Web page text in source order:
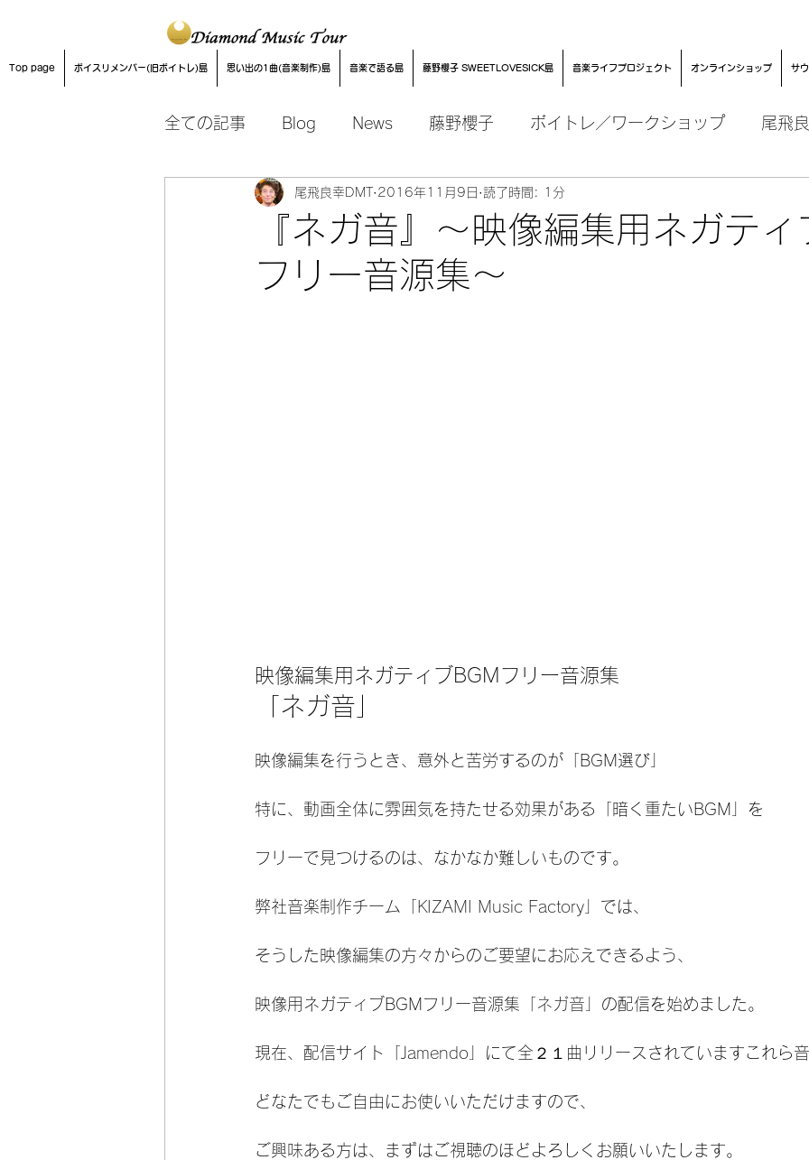
Top page ボイスリメンバー(旧ボイトレ)島 思い出の1曲(音楽制作)島 音楽で語る島 藤野櫻子 SWEETLOVESICK島 音楽ライフプロジェクト オンラインショップ サ
全ての記事 Blog News 藤野櫻子 ボイトレ／ワークショップ 尾飛
音楽制作
『ネガ音』〜映像編集用ネガテ
フリー音源集〜
尾飛良幸DMT 2016年11月9日 読了時間: 1分
映像編集用ネガティブBGMフリー音源集
ネガ音
映像編集を行うとき、意外と苦労するのが「BGM選び」
特に、動画全体に雰囲気を持たせる効果がある「暗く重たいBGM」を
フリーで見つけるのは、なかなか難しいものです。
弊社音楽制作チーム「 KIZAMI Music Factory 」では、
そうした映像編集の方々からのご要望にお応えできるよう、
映像用ネガティブBGMフリー音源集「 ネガ音 」の配信を始めました。
現在、配信サイト「 Jamendo 」にて全２１曲リリースされていますこれら
どなたでもご自由にお使いいただけますので、
ご興味ある方は、まずはご視聴のほどよろしくお願いいたします。